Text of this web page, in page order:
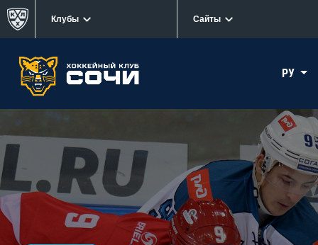
Клубы Сайты
РУ